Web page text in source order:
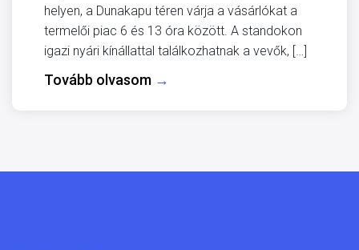
helyen, a Dunakapu téren várja a vásárlókat a
termelői piac 6 és 13 óra között. A standokon
igazi nyári kínállattal találkozhatnak a vevők, […]
Tovább olvasom →